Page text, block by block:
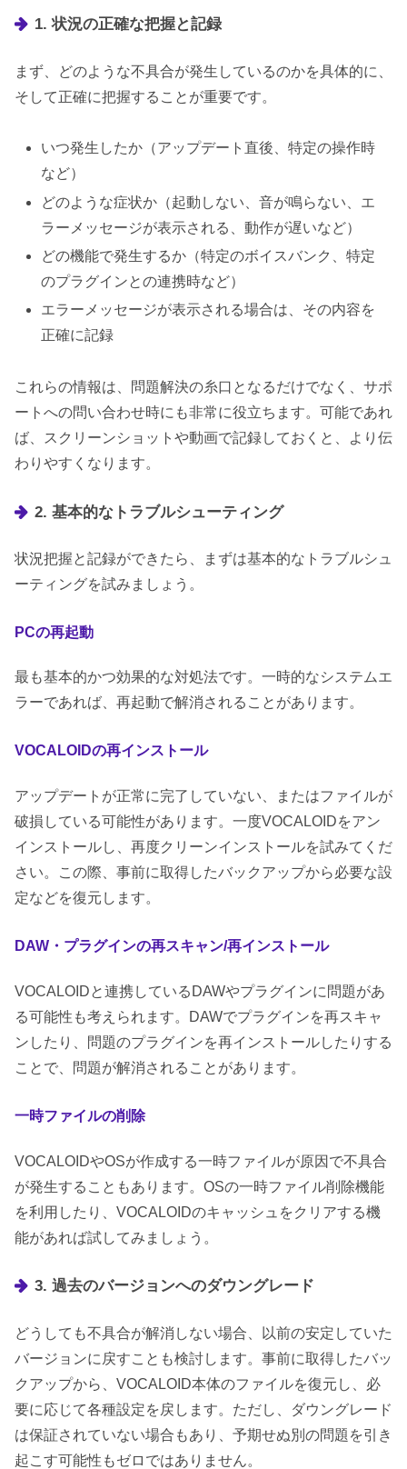
1. 状況の正確な把握と記録
まず、どのような不具合が発生しているのかを具体的に、
そして正確に把握することが重要です。
いつ発生したか（アップデート直後、特定の操作時
など）
どのような症状か（起動しない、音が鳴らない、エ
ラーメッセージが表示される、動作が遅いなど）
どの機能で発生するか（特定のボイスバンク、特定
のプラグインとの連携時など）
エラーメッセージが表示される場合は、その内容を
正確に記録
これらの情報は、問題解決の糸口となるだけでなく、サポ
ートへの問い合わせ時にも非常に役立ちます。可能であれ
ば、スクリーンショットや動画で記録しておくと、より伝
わりやすくなります。
2. 基本的なトラブルシューティング
状況把握と記録ができたら、まずは基本的なトラブルシュ
ーティングを試みましょう。
PCの再起動
最も基本的かつ効果的な対処法です。一時的なシステムエ
ラーであれば、再起動で解消されることがあります。
VOCALOIDの再インストール
アップデートが正常に完了していない、またはファイルが
破損している可能性があります。一度VOCALOIDをアン
インストールし、再度クリーンインストールを試みてくだ
さい。この際、事前に取得したバックアップから必要な設
定などを復元します。
DAW・プラグインの再スキャン/再インストール
VOCALOIDと連携しているDAWやプラグインに問題があ
る可能性も考えられます。DAWでプラグインを再スキャ
ンしたり、問題のプラグインを再インストールしたりする
ことで、問題が解消されることがあります。
一時ファイルの削除
VOCALOIDやOSが作成する一時ファイルが原因で不具合
が発生することもあります。OSの一時ファイル削除機能
を利用したり、VOCALOIDのキャッシュをクリアする機
能があれば試してみましょう。
3. 過去のバージョンへのダウングレード
どうしても不具合が解消しない場合、以前の安定していた
バージョンに戻すことも検討します。事前に取得したバッ
クアップから、VOCALOID本体のファイルを復元し、必
要に応じて各種設定を戻します。ただし、ダウングレード
は保証されていない場合もあり、予期せぬ別の問題を引き
起こす可能性もゼロではありません。